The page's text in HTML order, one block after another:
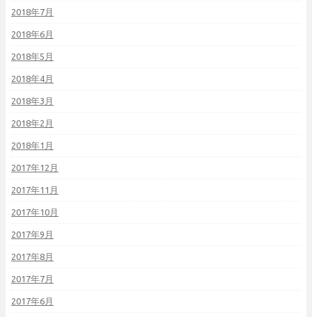
2018年7月
2018年6月
2018年5月
2018年4月
2018年3月
2018年2月
2018年1月
2017年12月
2017年11月
2017年10月
2017年9月
2017年8月
2017年7月
2017年6月